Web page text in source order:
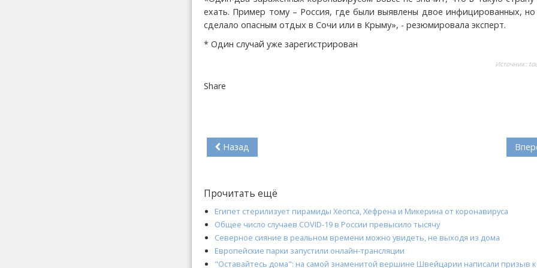
ехать. Пример тому – Россия, где были выявлены двое инфицированных, но
сделало опасным отдых в Сочи или в Крыму», - резюмировала эксперт.
* Один случай уже зарегистрирован
Источник:
Share
Назад
Прочитать ещё
Египет стерилизует пирамиды Хеопса, Хефрена и Микерина от коронавируса
Общее число случаев COVID-19 в России превысило тысячу
Северное сияние в реальном времени можно увидеть, не выходя из дома
Европейские парки запустили онлайн-трансляции
"Оставайтесь дома": на самой знаменитой вершине Швейцарии написали призыв к